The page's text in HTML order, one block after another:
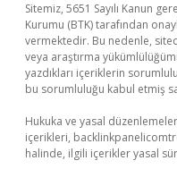
Sitemiz, 5651 Sayılı Kanun
Kurumu (BTK) tarafından
vermektedir. Bu nedenle,
veya araştırma
yazdıkları içeriklerin
bu sorumluluğu kabul etmiş
Hukuka ve yasal
içerikleri,
halinde, ilgili içerikler yasal